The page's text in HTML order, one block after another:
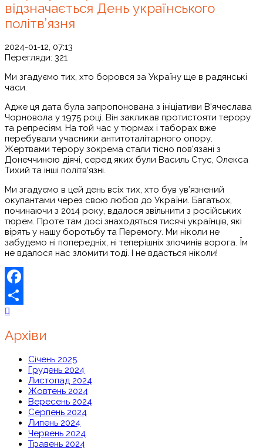
відзначається День українського
політв’язня
2024-01-12, 07:13
Перегляди: 321
Ми згадуємо тих, хто боровся за Україну ще в радянські
часи.
Адже ця дата була запропонована з ініціативи В’ячеслава
Чорновола у 1975 році. Він закликав протистояти терору
та репресіям. На той час у тюрмах і таборах вже
перебували учасники антитоталітарного опору.
Жертвами терору зокрема стали тісно пов’язані з
Донеччиною діячі, серед яких були Василь Стус, Олекса
Тихий та інші політв’язні.
Ми згадуємо в цей день всіх тих, хто був ув’язнений
окупантами через свою любов до України. Багатьох,
починаючи з 2014 року, вдалося звільнити з російських
тюрем. Проте там досі знаходяться тисячі українців, які
вірять у нашу боротьбу та Перемогу. Ми ніколи не
забудемо ні попередніх, ні теперішніх злочинів ворога. Їм
не вдалося нас зломити тоді. І не вдасться ніколи!
Facebook
Share
Архіви
Січень 2025
Грудень 2024
Листопад 2024
Жовтень 2024
Вересень 2024
Серпень 2024
Липень 2024
Червень 2024
Травень 2024